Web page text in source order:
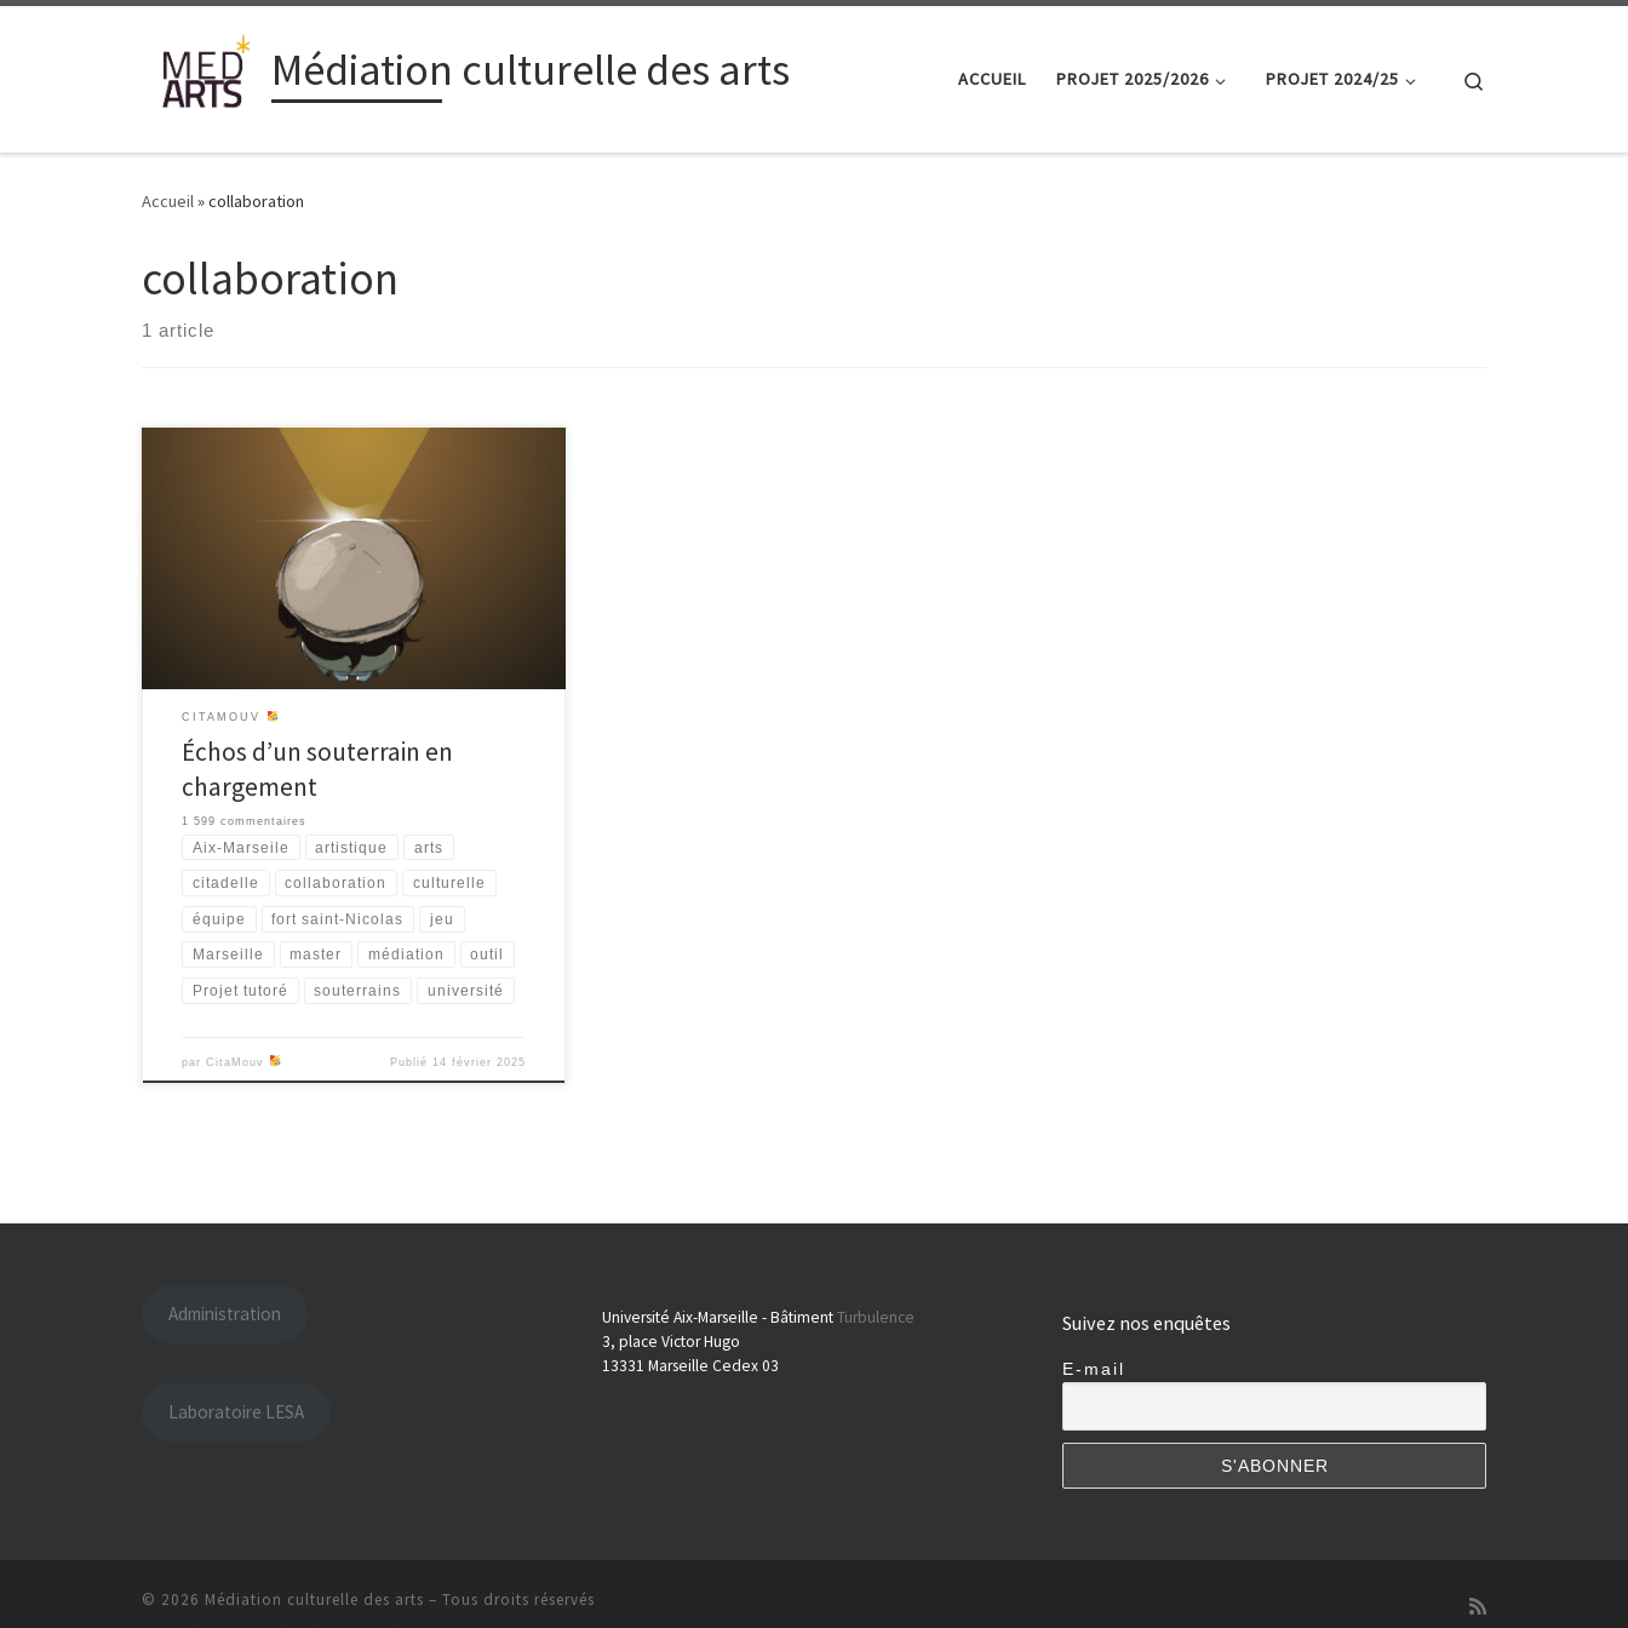
Médiation culturelle des arts ACCUEIL PROJET 2025/2026 PROJET 2024/25
Accueil»collaboration
collaboration
1 article
Journal en cours de rédaction … L’outil numérique,
Journal d’un Sous-terrien, est en cours de création.
D’un côté, notre équipe des DNMAD avance sur les
design, la map et l’amélioration de l’arborescence du
jeu. De notre côté, nous finalisons les textes de nos
personnages et de nos narrations. A cela, […]
CITAMOUV
Échos d’un souterrain en
chargement
1 599 commentaires
Aix-Marseile artistique arts
citadelle collaboration culturelle
équipe fort saint-Nicolas jeu
Marseille master médiation outil
Projet tutoré souterrains université
parCitaMouv Publié 14 février 2025
Administration
Laboratoire LESA
Université Aix-Marseille - BâtimentTurbulence
3, place Victor Hugo
13331 Marseille Cedex 03
Suivez nos enquêtes
E-mail
© 2026 Médiation culturelle des arts – Tous droits réservés